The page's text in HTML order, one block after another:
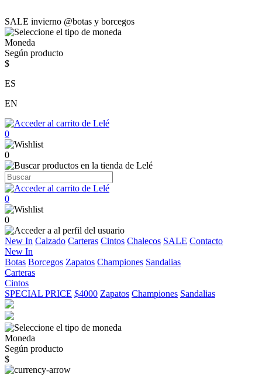
SALE invierno @botas y borcegos
Moneda
Según producto
$
ES
EN
0
0
0
0
New In Calzado Carteras Cintos Chalecos SALE Contacto
New In
Botas Borcegos Zapatos Championes Sandalias
Carteras
Cintos
SPECIAL PRICE $4000 Zapatos Championes Sandalias
Moneda
Según producto
$